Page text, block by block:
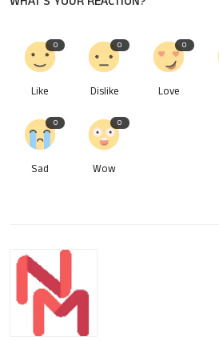
0
Like
0
Dislike
0
Love
0
Sad
0
Wow